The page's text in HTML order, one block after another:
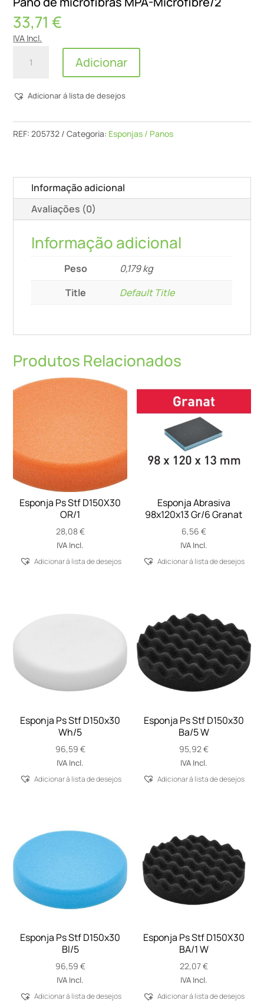
33,71€
IVA Incl.
Quantidade
de
MPA-
Adicionar
Adicionar á lista de desejos
REF:205732 Categoria: Esponjas / Panos
Informação adicional
Avaliações (0)
Informação adicional
Peso
0,179 kg
Title
Default Title
Produtos Relacionados
Esponja Ps Stf D150X30
OR/1
28,08€
IVA Incl.
Adicionar á lista de desejos
Esponja Abrasiva
98x120x13 Gr/6 Granat
6,56 €
IVA Incl.
Adicionar á lista de desejos
Esponja Ps Stf D150x30
Wh/5
96,59 €
IVA Incl.
Adicionar á lista de desejos
Esponja Ps Stf D150x30
Ba/5 W
95,92€
IVA Incl.
Adicionar á lista de desejos
Esponja Ps Stf D150x30
Bl/5
96,59 €
IVA Incl.
Adicionar á lista de desejos
Esponja Ps Stf D150X30
BA/1 W
22,07€
IVA Incl.
Adicionar á lista de desejos